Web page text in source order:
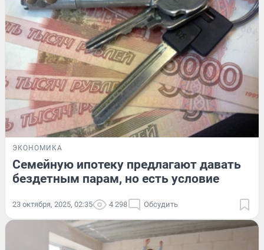
ЭКОНОМИКА
Семейную ипотеку предлагают давать
бездетным парам, но есть условие
23 октября, 2025, 02:35 4 298 Обсудить